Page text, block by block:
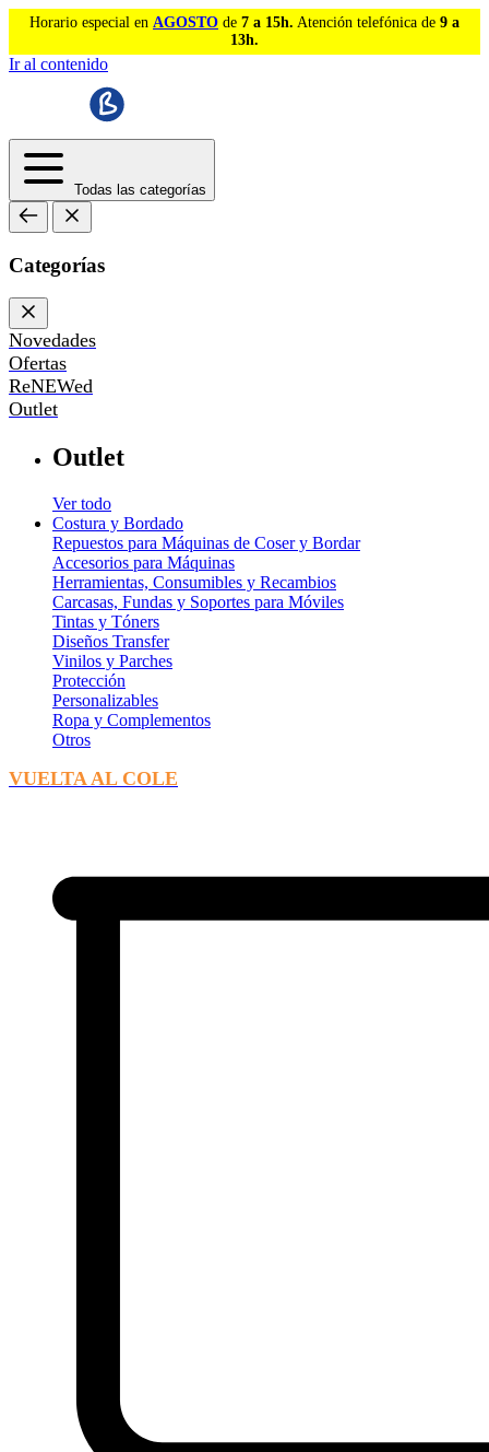
Horario especial en AGOSTO de 7 a 15h. Atención telefónica de 9 a
13h.
Ir al contenido
Todas las categorías
Categorías
Novedades
Ofertas
ReNEWed
Outlet
Outlet
Ver todo
Costura y Bordado
Repuestos para Máquinas de Coser y Bordar
Accesorios para Máquinas
Herramientas, Consumibles y Recambios
Carcasas, Fundas y Soportes para Móviles
Tintas y Tóners
Diseños Transfer
Vinilos y Parches
Protección
Personalizables
Ropa y Complementos
Otros
VUELTA AL COLE